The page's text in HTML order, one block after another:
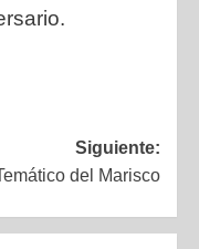
Siguiente:
del Marisco